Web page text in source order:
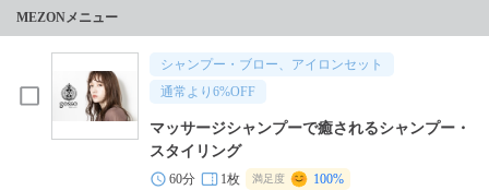
MEZONメニュー
シャンプー・ブロー、アイロンセット
通常より 6%OFF
マッサージシャンプーで癒されるシャンプー・
スタイリング
60分 1枚 満足度 100%